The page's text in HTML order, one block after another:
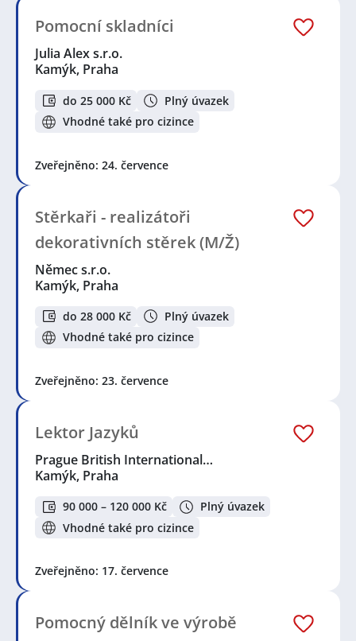
Pomocní skladníci
Julia Alex s.r.o.
Kamýk, Praha
do 25 000 Kč
Plný úvazek
Vhodné také pro cizince
Zveřejněno: 24. července
Stěrkaři - realizátoři
dekorativních stěrek (M/Ž)
Němec s.r.o.
Kamýk, Praha
do 28 000 Kč
Plný úvazek
Vhodné také pro cizince
Zveřejněno: 23. července
Lektor Jazyků
Prague British International…
Kamýk, Praha
90 000 – 120 000 Kč
Plný úvazek
Vhodné také pro cizince
Zveřejněno: 17. července
Pomocný dělník ve výrobě